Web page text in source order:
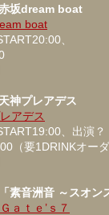
８
年
１
月
の
情
意
報！
は
坂dream boat
boat
、
プレアデス
アデス
、出演？
（要1DRINKオーダ
音洲音 ～スオン
ａｔｅ’ｓ７